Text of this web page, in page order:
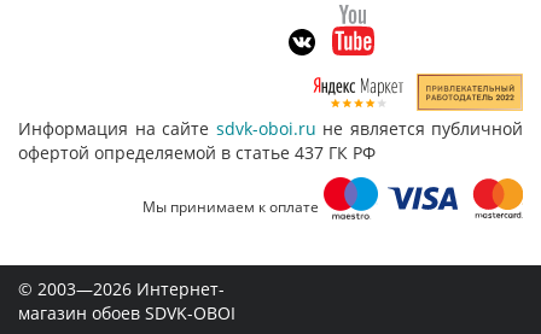
Информация на сайте sdvk-oboi.ru не является публичной
офертой определяемой в статье 437 ГК РФ
Мы принимаем к оплате
© 2003—2026 Интернет-
магазин обоев SDVK-OBOI